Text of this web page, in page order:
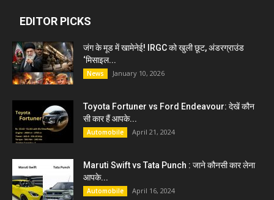
EDITOR PICKS
जंग के मूड में खामेनेई! IRGC को खुली छूट, अंडरग्राउंड
‘मिसाइल...
News January 10, 2026
Toyota Fortuner vs Ford Endeavour: देखें कौन
सी कार हैं आपके...
Automobile April 21, 2024
Maruti Swift vs Tata Punch : जाने कौनसी कार लेना
आपके...
Automobile April 16, 2024